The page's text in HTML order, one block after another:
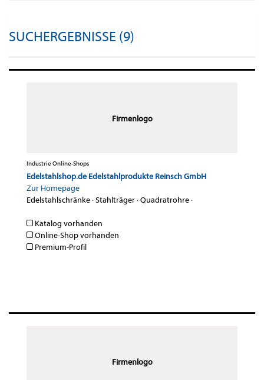
SUCHERGEBNISSE (9)
Firmenlogo
Industrie Online-Shops
Edelstahlshop.de Edelstahlprodukte Reinsch GmbH
Zur Homepage
Edelstahlschränke·Stahlträger·Quadratrohre·
Katalog vorhanden
Online-Shop vorhanden
Premium-Profil
Firmenlogo